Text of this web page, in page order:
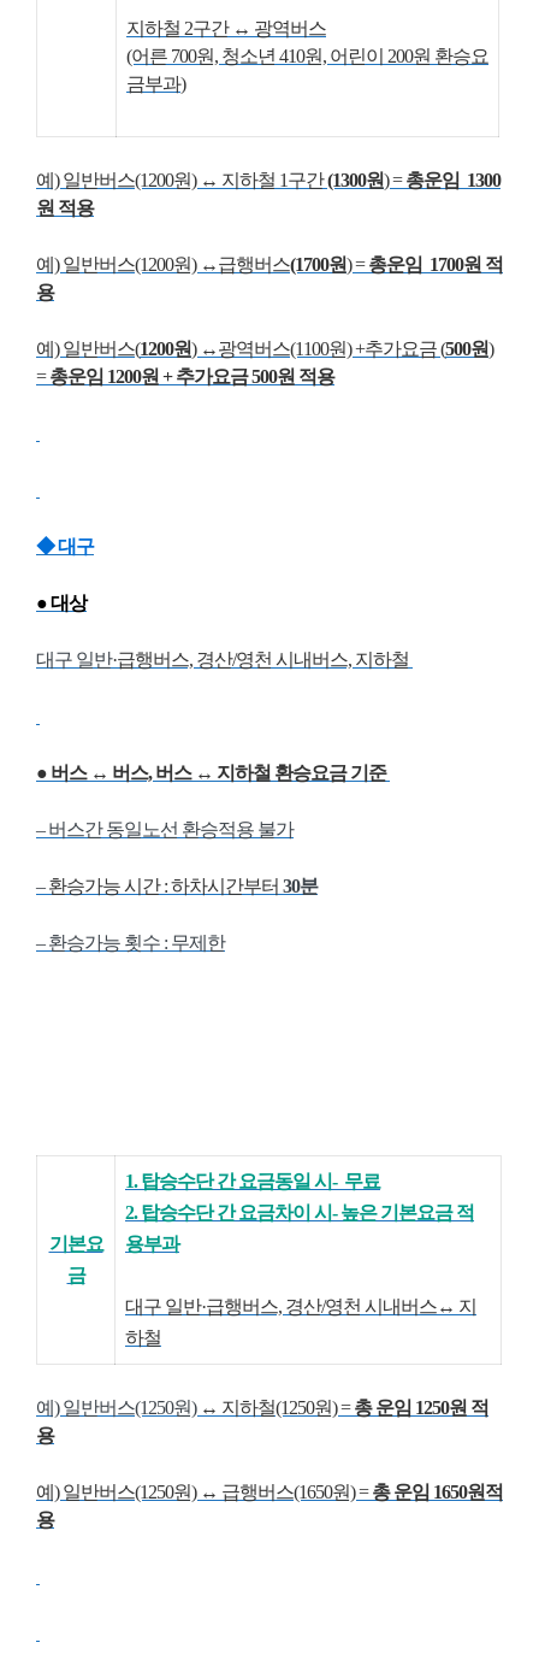
지하철 2구간 ↔ 광역버스
(어른 700원, 청소년 410원, 어린이 200원 환승요
금부과)
예) 일반버스(1200원) ↔ 지하철 1구간(1300원) = 총운임 1300
원 적용
예) 일반버스(1200원) ↔급행버스(1700원) = 총운임 1700원 적
용
예) 일반버스(1200원) ↔광역버스(1100원) +추가요금 (500원)
= 총운임 1200원 + 추가요금 500원 적용
◆ 대구
● 대상
대구 일반·급행버스, 경산/영천 시내버스, 지하철
● 버스 ↔ 버스,버스 ↔ 지하철 환승요금 기준
– 버스간 동일노선 환승적용 불가
–환승가능 시간 : 하차시간부터 30분
– 환승가능 횟수 : 무제한
기본요
금
1. 탑승수단 간 요금동일 시- 무료
2. 탑승수단 간 요금차이 시- 높은 기본요금 적
용부과
대구 일반·급행버스, 경산/영천 시내버스↔ 지
하철
예) 일반버스(1250원) ↔ 지하철(1250원) =총 운임 1250원 적
용
예) 일반버스(1250원) ↔ 급행버스(1650원) =총 운임 1650원적
용